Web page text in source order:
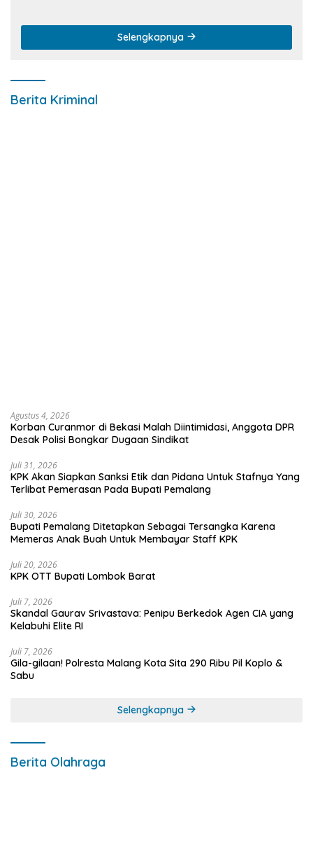
Selengkapnya
Berita Kriminal
Agustus 4, 2026
Korban Curanmor di Bekasi Malah Diintimidasi, Anggota DPR
Desak Polisi Bongkar Dugaan Sindikat
Juli 31, 2026
KPK Akan Siapkan Sanksi Etik dan Pidana Untuk Stafnya Yang
Terlibat Pemerasan Pada Bupati Pemalang
Juli 30, 2026
Bupati Pemalang Ditetapkan Sebagai Tersangka Karena
Memeras Anak Buah Untuk Membayar Staff KPK
Juli 20, 2026
KPK OTT Bupati Lombok Barat
Juli 7, 2026
Skandal Gaurav Srivastava: Penipu Berkedok Agen CIA yang
Kelabuhi Elite RI
Juli 7, 2026
Gila-gilaan! Polresta Malang Kota Sita 290 Ribu Pil Koplo &
Sabu
Selengkapnya
Berita Olahraga